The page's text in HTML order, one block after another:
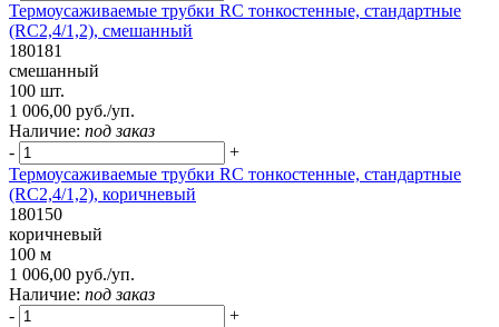
Термоусаживаемые трубки RC тонкостенные, стандартные
(RC2,4/1,2), смешанный
180181
смешанный
100 шт.
1 006,00 руб./уп.
Наличие: под заказ
-
+
Термоусаживаемые трубки RC тонкостенные, стандартные
(RC2,4/1,2), коричневый
180150
коричневый
100 м
1 006,00 руб./уп.
Наличие: под заказ
-
+